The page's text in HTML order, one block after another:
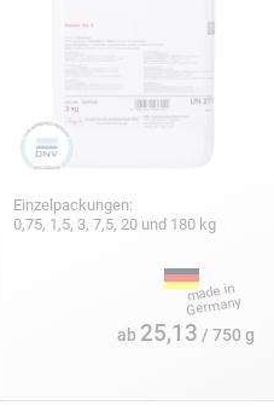
Einzelpackungen:
0,75, 1,5, 3, 7,5, 20 und 180 kg
ab 25,13 / 750 g